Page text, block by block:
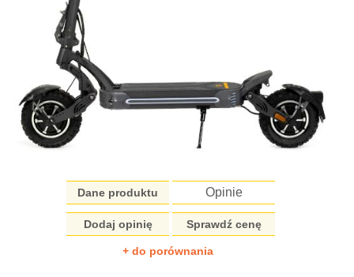
Dane produktu Opinie
Dodaj opinię Sprawdź cenę
+ do porównania